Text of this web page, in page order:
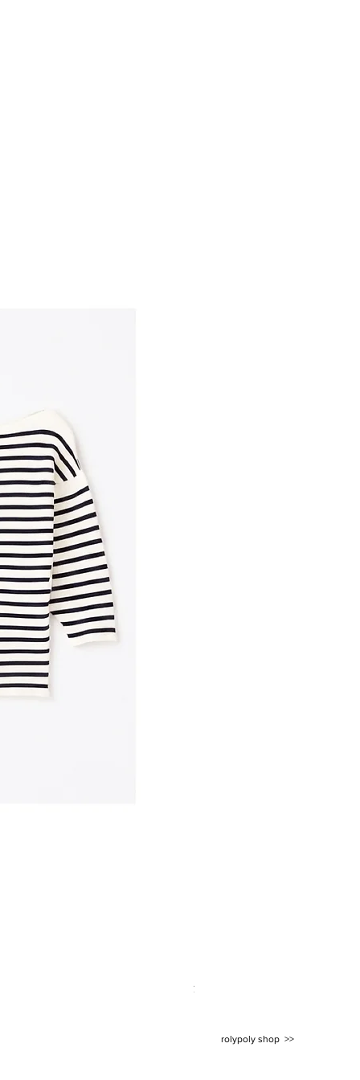
消費税込み
rolypoly shop >>